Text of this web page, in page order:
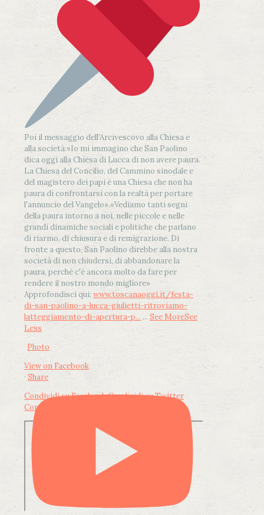
Poi il messaggio dell’Arcivescovo alla Chiesa e
alla società:«Io mi immagino che San Paolino
dica oggi alla Chiesa di Lucca di non avere paura.
La Chiesa del Concilio, del Cammino sinodale e
del magistero dei papi è una Chiesa che non ha
paura di confrontarsi con la realtà per portare
l'annuncio del Vangelo».«Vediamo tanti segni
della paura intorno a noi, nelle piccole e nelle
grandi dinamiche sociali e politiche che parlano
di riarmo, di chiusura e di remigrazione. Di
fronte a questo, San Paolino direbbe alla nostra
società di non chiudersi, di abbandonare la
paura, perché c'è ancora molto da fare per
rendere il nostro mondo migliore»
Approfondisci qui: www.toscanaoggi.it/festa-
di-san-paolino-a-lucca-giulietti-ritroviamo-
latteggiamento-di-apertura-p... ... See MoreSee
Less
Photo
View on Facebook
· Share
Condividi su FacebookCondividi su Twitter
Condividi su LinkedIn